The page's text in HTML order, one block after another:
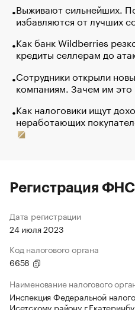
Выживают сильнейших.
избавляются от лучших
Как банк Wildberries
кредиты селлерам до
Сотрудники открыли
компаниям. Зачем им это
Как налоговики ищут
неработающих
Регистрация ФНС
Дата регистрации
24 июля 2023
Код налогового органа
6658
Наименование налогового
Инспекция Федеральной
Исетскому району